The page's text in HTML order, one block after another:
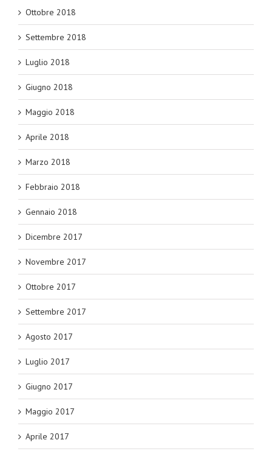
Ottobre 2018
Settembre 2018
Luglio 2018
Giugno 2018
Maggio 2018
Aprile 2018
Marzo 2018
Febbraio 2018
Gennaio 2018
Dicembre 2017
Novembre 2017
Ottobre 2017
Settembre 2017
Agosto 2017
Luglio 2017
Giugno 2017
Maggio 2017
Aprile 2017